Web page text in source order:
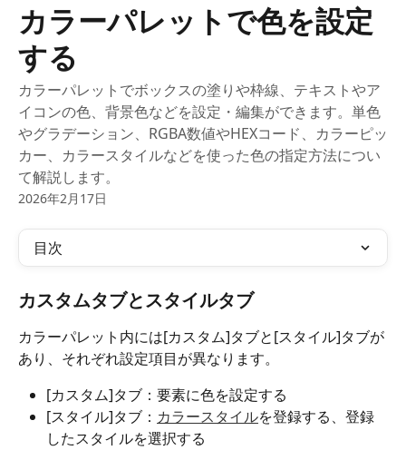
カラーパレットで色を設定
する
カラーパレットでボックスの塗りや枠線、テキストやア
イコンの色、背景色などを設定・編集ができます。単色
やグラデーション、RGBA数値やHEXコード、カラーピッ
カー、カラースタイルなどを使った色の指定方法につい
て解説します。
2026年2月17日
目次
カスタムタブとスタイルタブ
カラーパレット内には[カスタム]タブと[スタイル]タブが
あり、それぞれ設定項目が異なります。
[カスタム]タブ：要素に色を設定する
[スタイル]タブ： カラースタイルを登録する、登録
したスタイルを選択する